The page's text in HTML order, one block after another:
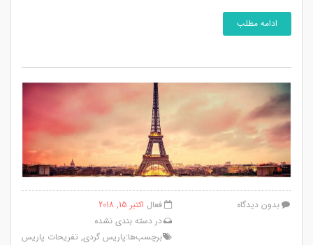
ادامه مطلب
فعال اکتبر 15, 2018
در دسته بندی نشده
برچسب‌ها:پاریس گردی, تفریحات پاریس
بدون دیدگاه